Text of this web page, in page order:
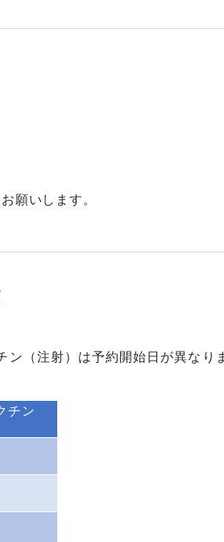
願いします。
ン（注射）は予約開始日が異なり
チン